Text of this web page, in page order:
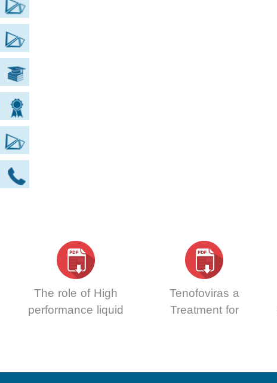
Tenofoviras a
Treatment for
The role of High
performance liquid